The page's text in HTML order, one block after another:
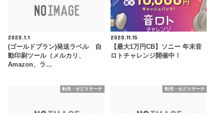
2020.1.1
(ゴールドプラン)発送ラベル 自
動印刷ツール（メルカリ、
Amazon、ラ…
2020.11.15
【最大1万円CB】ソニー 年末音
ロトチャレンジ開催中！
転売・せどりサーチ 転売・せどりサーチ